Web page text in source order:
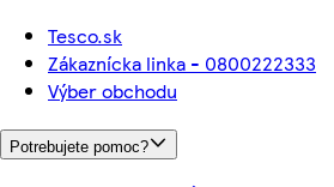
Tesco.sk
Zákaznícka linka - 0800222333
Výber obchodu
Potrebujete pomoc?